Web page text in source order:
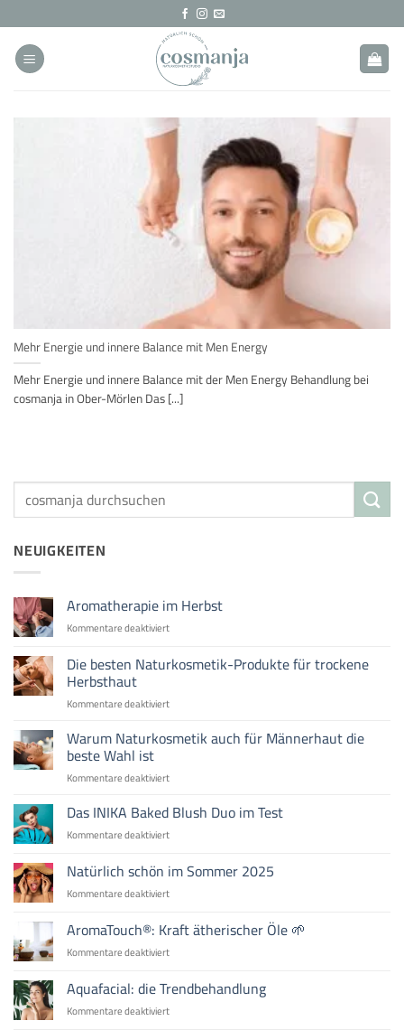
Inhalt
springen
Mehr Energie und innere Balance mit Men Energy
Mehr Energie und innere Balance mit der Men Energy Behandlung bei
cosmanja in Ober-Mörlen Das [...]
NEUIGKEITEN
Aromatherapie im Herbst
Kommentare deaktiviertfür
im
Herbst
Die besten Naturkosmetik-Produkte für trockene
Herbsthaut
Kommentare deaktiviertfür
besten
Naturkosmetik-
für
Herbsthaut
Warum Naturkosmetik auch für Männerhaut die
beste Wahl ist
Kommentare deaktiviertfür
Naturkosmetik
auch
für
die
Wahl
Das INIKA Baked Blush Duo im Test
Kommentare deaktiviertfür
INIKA
Baked
Blush
im
Test
Natürlich schön im Sommer 2025
Kommentare deaktiviertfür
schön
im
Sommer
AromaTouch®: Kraft ätherischer Öle 🌱
Kommentare deaktiviertfür
Kraft
ätherischer
Öle
Aquafacial: die Trendbehandlung
Kommentare deaktiviertfür